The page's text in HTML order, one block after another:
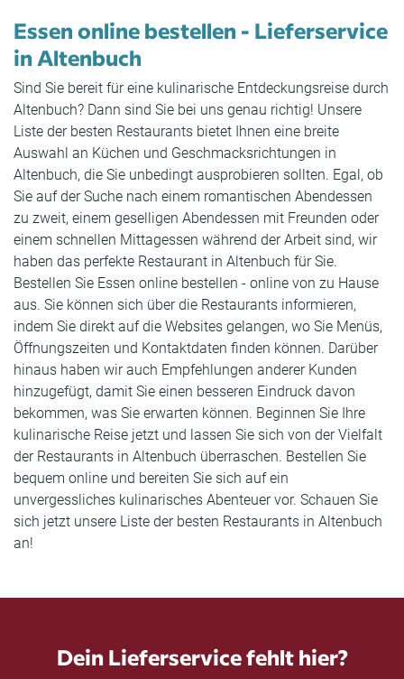
Essen online bestellen - Lieferservice
in Altenbuch
Sind Sie bereit für eine kulinarische Entdeckungsreise durch
Altenbuch? Dann sind Sie bei uns genau richtig! Unsere
Liste der besten Restaurants bietet Ihnen eine breite
Auswahl an Küchen und Geschmacksrichtungen in
Altenbuch, die Sie unbedingt ausprobieren sollten. Egal, ob
Sie auf der Suche nach einem romantischen Abendessen
zu zweit, einem geselligen Abendessen mit Freunden oder
einem schnellen Mittagessen während der Arbeit sind, wir
haben das perfekte Restaurant in Altenbuch für Sie.
Bestellen Sie Essen online bestellen - online von zu Hause
aus. Sie können sich über die Restaurants informieren,
indem Sie direkt auf die Websites gelangen, wo Sie Menüs,
Öffnungszeiten und Kontaktdaten finden können. Darüber
hinaus haben wir auch Empfehlungen anderer Kunden
hinzugefügt, damit Sie einen besseren Eindruck davon
bekommen, was Sie erwarten können. Beginnen Sie Ihre
kulinarische Reise jetzt und lassen Sie sich von der Vielfalt
der Restaurants in Altenbuch überraschen. Bestellen Sie
bequem online und bereiten Sie sich auf ein
unvergessliches kulinarisches Abenteuer vor. Schauen Sie
sich jetzt unsere Liste der besten Restaurants in Altenbuch
an!
Dein Lieferservice fehlt hier?